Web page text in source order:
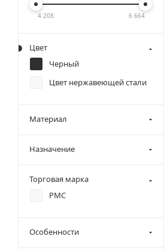
4 208 6 664
Цвет
Черный
Цвет нержавеющей стали
Материал
Назначение
Торговая марка
РМС
Особенности